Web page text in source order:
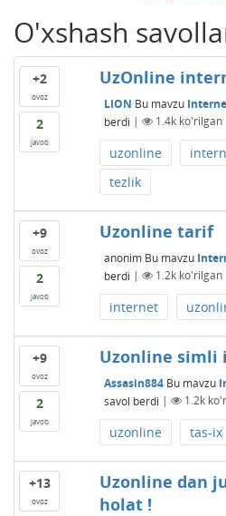
O'xshash
+2
ovoz
2
javob
UzOnline
LION Bu mavzu
berdi | 1.4kko'rilgan
uzonline
tezlik
+9
ovoz
2
javob
Uzonline tarif
anonim Bu mavzu
berdi | 1.2kko'rilgan
internet
+9
ovoz
2
javob
Uzonline
Assasin884 Bu mavzu
savol berdi | 1.2k
uzonline tas-ix
+13
ovoz
Uzonline dan
holat !